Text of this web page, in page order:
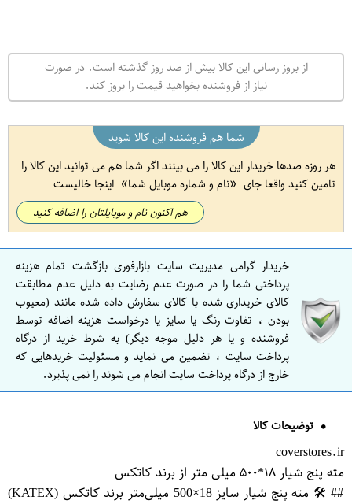
از بروز رسانی این کالا بیش از صد روز گذشته است. در صورت
نیاز از فروشنده بخواهید قیمت را بروز کند.
شما هم فروشنده این کالا شوید
هر روزه صدها خریدار این کالا را می بینند اگر شما هم می توانید این کالا را
تامین کنید واقعا جای
نام و شماره موبایل شما اینجا خالیست
هم اکنون نام و موبایلتان را اضافه کنید
خریدار گرامی مدیریت سایت بازارفوری بازگشت تمام هزینه
پرداختی شما را در صورت عدم رضایت به دلیل عدم مطابقت
کالای خریداری شده با کالای سفارش داده شده مانند (معیوب
بودن ، تفاوت رنگ یا سایز یا درخواست هزینه اضافه توسط
فروشنده و یا هر دلیل موجه دیگر) به شرط خرید از درگاه
پرداخت سایت ، تضمین می نماید و مسئولیت خریدهایی که
خارج از درگاه پرداخت سایت انجام می شوند را نمی پذیرد.
توضیحات کالا
coverstores.ir
مته پنج شیار ۱۸*۵۰۰ میلی متر از برند کاتکس
## 🛠️ مته پنج شیار سایز 18×500 میلی‌متر برند کاتکس (KATEX)